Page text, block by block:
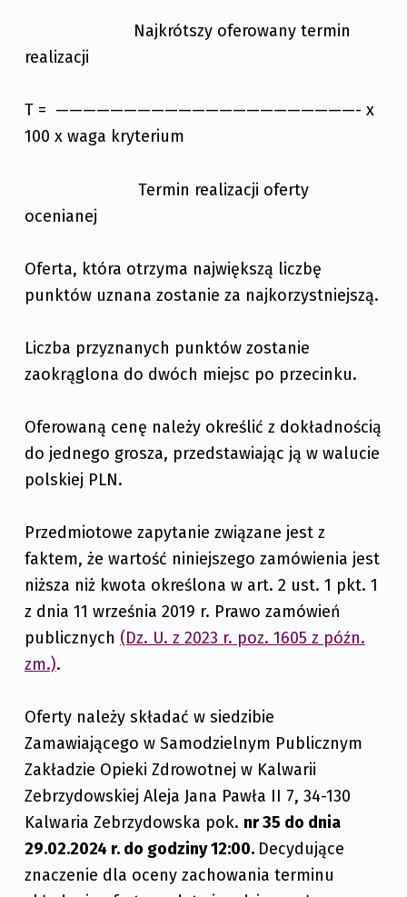
Najkrótszy oferowany termin
realizacji
T = ——————————————————————- x
100 x waga kryterium
Termin realizacji oferty
ocenianej
Oferta, która otrzyma największą liczbę
punktów uznana zostanie za najkorzystniejszą.
Liczba przyznanych punktów zostanie
zaokrąglona do dwóch miejsc po przecinku.
Oferowaną cenę należy określić z dokładnością
do jednego grosza, przedstawiając ją w walucie
polskiej PLN.
Przedmiotowe zapytanie związane jest z
faktem, że wartość niniejszego zamówienia jest
niższa niż kwota określona w art. 2 ust. 1 pkt. 1
z dnia 11 września 2019 r. Prawo zamówień
publicznych (Dz. U. z 2023 r. poz. 1605 z późn.
zm.).
Oferty należy składać w siedzibie
Zamawiającego w Samodzielnym Publicznym
Zakładzie Opieki Zdrowotnej w Kalwarii
Zebrzydowskiej Aleja Jana Pawła II 7, 34-130
Kalwaria Zebrzydowska pok. nr 35 do dnia
29.02.2024 r. do godziny 12:00. Decydujące
znaczenie dla oceny zachowania terminu